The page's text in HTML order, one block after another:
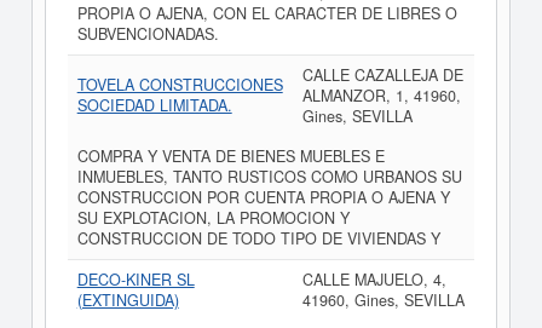
PROPIA O AJENA, CON EL CARACTER DE LIBRES O
SUBVENCIONADAS.
TOVELA CONSTRUCCIONES
SOCIEDAD LIMITADA.
CALLE CAZALLEJA DE
ALMANZOR, 1, 41960,
Gines, SEVILLA
COMPRA Y VENTA DE BIENES MUEBLES E
INMUEBLES, TANTO RUSTICOS COMO URBANOS SU
CONSTRUCCION POR CUENTA PROPIA O AJENA Y
SU EXPLOTACION, LA PROMOCION Y
CONSTRUCCION DE TODO TIPO DE VIVIENDAS Y
DECO-KINER SL
(EXTINGUIDA)
CALLE MAJUELO, 4,
41960, Gines, SEVILLA